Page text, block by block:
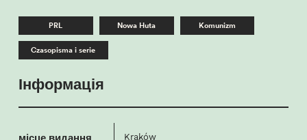
PRL Nowa Huta
Komunizm
Czasopisma i serie
Інформація
Kraków